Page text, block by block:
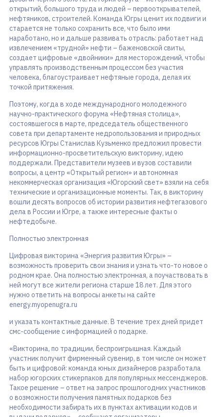
открытий, большого труда и людей – первооткрывателей,
нефтяников, строителей. Команда Югры ценит их подвиги и
старается не только сохранить все, что было ими
наработано, но и дальше развивать отрасль: работает над
извлечением «трудной» нефти – баженовской свиты,
создает цифровые «двойники» для месторождений, чтобы
управлять производственным процессом без участия
человека, благоустраивает нефтяные города, делая их
точкой притяжения.
Поэтому, когда в ходе международного молодежного
научно-практического форума «Нефтяная столица»,
состоявшегося в марте, председатель общественного
совета при департаменте недропользования и природных
ресурсов Югры Станислав Кузьменко предложил провести
информационно-просветительскую викторину, идею
поддержали. Представители музеев и вузов составили
вопросы, а центр «Открытый регион» и автономная
некоммерческая организация «Югорский свет» взяли на себя
технические и организационные моменты. Так, в викторину
вошли десять вопросов об истории развития нефтегазового
дела в России и Югре, а также интересные факты о
нефтедобыче.
Полностью электронная
Цифровая викторина «Энергия развития Югры» –
возможность проверить свои знания и узнать что-то новое о
родном крае. Она полностью электронная, а поучаствовать в
ней могут все жители региона старше 18 лет. Для этого
нужно ответить на вопросы анкеты на сайте
energy.myopenugra.ru
и указать контактные данные. В течение трех дней придет
смс-сообщение с информацией о подарке.
«Викторина, по традиции, беспроигрышная. Каждый
участник получит фирменный сувенир, в том числе он может
быть и цифровой: команда юных дизайнеров разработала
набор югорских стикерпаков для популярных мессенджеров.
Такое решение – ответ на запрос прошлогодних участников
о возможности получения памятных подарков без
необходимости забирать их в пунктах активации кодов и